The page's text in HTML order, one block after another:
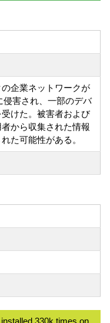
企業ネットワークが
侵害され、一部のデバ
けた。被害者および
から収集された情報
た可能性がある。